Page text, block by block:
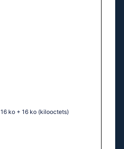
16 ko + 16 ko (kilooctets)